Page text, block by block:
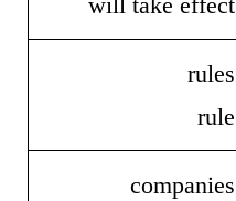
rules
rule
companies